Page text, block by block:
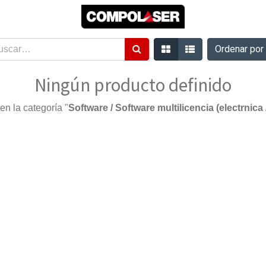
Ordenar por
Ningún producto definido
la categoría "Software / Software multilicencia